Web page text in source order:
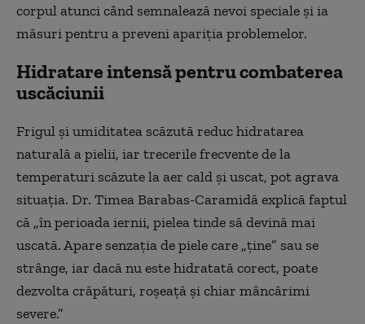
corpul atunci când semnalează nevoi speciale și ia
măsuri pentru a preveni apariția problemelor.
Hidratare intensă pentru combaterea
uscăciunii
Frigul și umiditatea scăzută reduc hidratarea
naturală a pielii, iar trecerile frecvente de la
temperaturi scăzute la aer cald și uscat, pot agrava
situația. Dr. Timea Barabas-Caramidă explică faptul
că „în perioada iernii, pielea tinde să devină mai
uscată. Apare senzația de piele care „ține” sau se
strânge, iar dacă nu este hidratată corect, poate
dezvolta crăpături, roșeață și chiar mâncărimi
severe.”